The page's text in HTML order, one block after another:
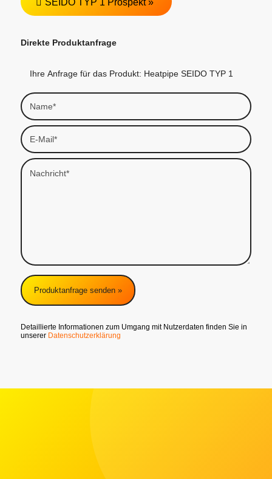
Direkte Produktanfrage
Detaillierte Informationen zum Umgang mit Nutzerdaten finden Sie in
unserer Datenschutzerklärung